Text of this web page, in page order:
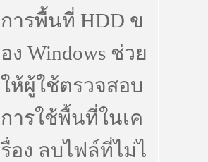
การพื้นที่ HDD ข
อง Windows ช่วย
ให้ผู้ใช้ตรวจสอบ
การใช้พื้นที่ในเค
รื่อง ลบไฟล์ที่ไม่ไ